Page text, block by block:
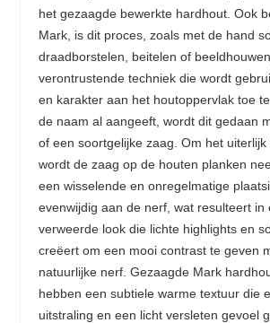
het gezaagde bewerkte hardhout. Ook
Mark, is dit proces, zoals met de hand
draadborstelen, beitelen of
verontrustende techniek die wordt
en karakter aan het houtoppervlak toe
de naam al aangeeft, wordt dit gedaan
of een soortgelijke zaag. Om het uiterlijk
wordt de zaag op de houten planken
een wisselende en onregelmatige
evenwijdig aan de nerf, wat resulteert in
verweerde look die lichte highlights en
creëert om een ​​mooi contrast te geven
natuurlijke nerf. Gezaagde Mark
hebben een subtiele warme textuur die
uitstraling en een licht versleten gevoel